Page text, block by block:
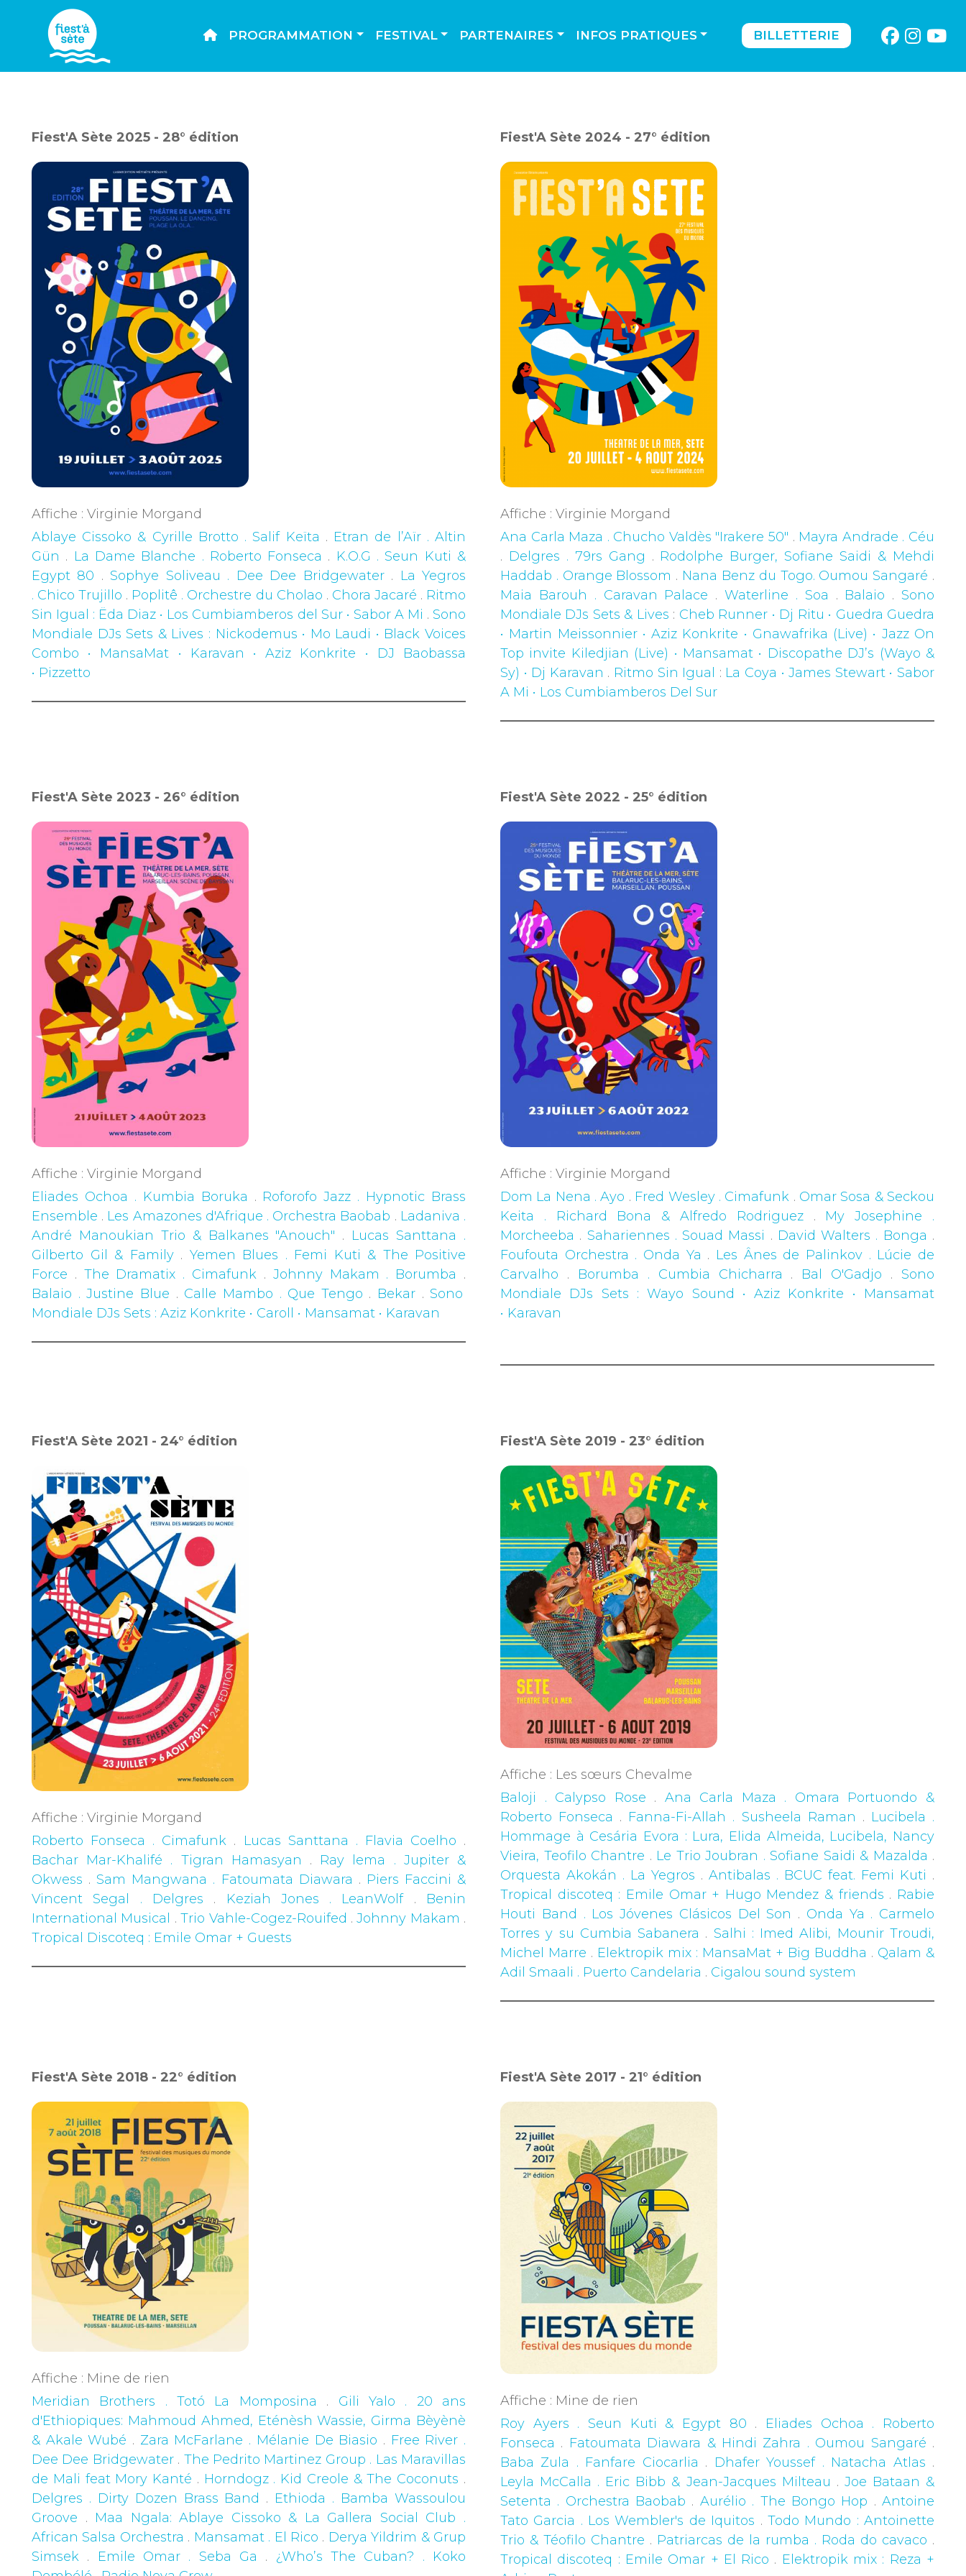
PROGRAMMATION FESTIVAL PARTENAIRES INFOS PRATIQUES BILLETTERIE
Fiest'A Sète 2025 - 28° édition
Affiche : Virginie Morgand
Ablaye Cissoko & Cyrille Brotto . Salif Keïta . Etran de l’Aïr . Altin
Gün . La Dame Blanche . Roberto Fonseca . K.O.G . Seun Kuti &
Egypt 80 . Sophye Soliveau . Dee Dee Bridgewater. La Yegros
. Chico Trujillo . Poplitê . Orchestre du Cholao . Chora Jacaré . Ritmo
Sin Igual : Ëda Diaz • Los Cumbiamberos del Sur • Sabor A Mi . Sono
Mondiale DJs Sets & Lives : Nickodemus • Mo Laudi • Black Voices
Combo • MansaMat • Karavan • Aziz Konkrite • DJ Baobassa
• Pizzetto
Fiest'A Sète 2024 - 27° édition
Affiche : Virginie Morgand
Ana Carla Maza . Chucho Valdès "Irakere 50" . Mayra Andrade . Céu
. Delgres . 79rs Gang . Rodolphe Burger, Sofiane Saidi & Mehdi
Haddab . Orange Blossom . Nana Benz du Togo. Oumou Sangaré .
Maia Barouh . Caravan Palace .Waterline . Soa . Balaio . Sono
Mondiale DJs Sets & Lives : Cheb Runner • Dj Ritu • Guedra Guedra
• Martin Meissonnier • Aziz Konkrite • Gnawafrika (Live) • Jazz On
Top invite Kiledjian (Live) • Mansamat • Discopathe DJ’s (Wayo &
Sy) • Dj Karavan . Ritmo Sin Igual : La Coya • James Stewart • Sabor
A Mi • Los Cumbiamberos Del Sur
Fiest'A Sète 2023 - 26° édition
Affiche : Virginie Morgand
Eliades Ochoa . Kumbia Boruka . Roforofo Jazz . Hypnotic Brass
Ensemble . Les Amazones d'Afrique . Orchestra Baobab . Ladaniva .
André Manoukian Trio & Balkanes "Anouch" . Lucas Santtana .
Gilberto Gil & Family. Yemen Blues . Femi Kuti & The Positive
Force . The Dramatix . Cimafunk . Johnny Makam . Borumba .
Balaio . Justine Blue . Calle Mambo . Que Tengo . Bekar . Sono
Mondiale DJs Sets : Aziz Konkrite • Caroll • Mansamat • Karavan
Fiest'A Sète 2022 - 25° édition
Affiche : Virginie Morgand
Dom La Nena . Ayo . Fred Wesley . Cimafunk . Omar Sosa & Seckou
Keita . Richard Bona & Alfredo Rodriguez. My Josephine .
Morcheeba . Sahariennes . Souad Massi . David Walters . Bonga .
Foufouta Orchestra . Onda Ya . Les Ânes de Palinkov . Lúcie de
Carvalho . Borumba . Cumbia Chicharra . Bal O'Gadjo . Sono
Mondiale DJs Sets : Wayo Sound • Aziz Konkrite • Mansamat
• Karavan
Fiest'A Sète 2021 - 24° édition
Affiche : Virginie Morgand
Roberto Fonseca . Cimafunk . Lucas Santtana . Flavia Coelho .
Bachar Mar-Khalifé . Tigran Hamasyan . Ray lema . Jupiter &
Okwess . Sam Mangwana . Fatoumata Diawara . Piers Faccini &
Vincent Segal . Delgres . Keziah Jones . LeanWolf. Benin
International Musical
.Trio Vahle-Cogez-Rouifed .Johnny Makam .
Tropical Discoteq : Emile Omar + Guests
Fiest'A Sète 2019 - 23° édition
Affiche : Les sœurs Chevalme
Baloji . Calypso Rose . Ana Carla Maza . Omara Portuondo &
Roberto Fonseca . Fanna-Fi-Allah . Susheela Raman . Lucibela .
Hommage à Cesária Evora : Lura, Elida Almeida, Lucibela, Nancy
Vieira, Teofilo Chantre . Le Trio Joubran . Sofiane Saidi & Mazalda .
Orquesta Akokán . La Yegros . Antibalas . BCUC feat. Femi Kuti .
Tropical discoteq : Emile Omar + Hugo Mendez & friends . Rabie
Houti Band . Los Jóvenes Clásicos Del Son . Onda Ya . Carmelo
Torres y su Cumbia Sabanera . Salhi : Imed Alibi, Mounir Troudi,
Michel Marre . Elektropik mix : MansaMat + Big Buddha . Qalam &
Adil Smaali . Puerto Candelaria . Cigalou sound system
Fiest'A Sète 2018 - 22° édition
Affiche : Mine de rien
Meridian Brothers . Totó La Momposina . Gili Yalo . 20 ans
d'Ethiopiques: Mahmoud Ahmed, Eténèsh Wassie, Girma Bèyènè
& Akale Wubé . Zara McFarlane . Mélanie De Biasio . Free River .
Dee Dee Bridgewater. The Pedrito Martinez Group . Las Maravillas
de Mali feat Mory Kanté . Horndogz . Kid Creole & The Coconuts .
Delgres . Dirty Dozen Brass Band . Ethioda . Bamba Wassoulou
Groove . Maa Ngala: Ablaye Cissoko & La Gallera Social Club .
African Salsa Orchestra . Mansamat . El Rico . Derya Yildrim & Grup
Simsek . Emile Omar . Seba Ga . ¿Who’s The Cuban? . Koko
Fiest'A Sète 2017 - 21° édition
Affiche : Mine de rien
Roy Ayers . Seun Kuti & Egypt 80 . Eliades Ochoa . Roberto
Fonseca . Fatoumata Diawara & Hindi Zahra . Oumou Sangaré .
Baba Zula . Fanfare Ciocarlia . Dhafer Youssef . Natacha Atlas .
Leyla McCalla . Eric Bibb & Jean-Jacques Milteau . Joe Bataan &
Setenta . Orchestra Baobab . Aurélio . The Bongo Hop .Antoine
Tato Garcia . Los Wembler's de Iquitos . Todo Mundo : Antoinette
Trio & Téofilo Chantre . Patriarcas de la rumba . Roda do cavaco .
Tropical discoteq : Emile Omar + El Rico . Elektropik mix : Reza +